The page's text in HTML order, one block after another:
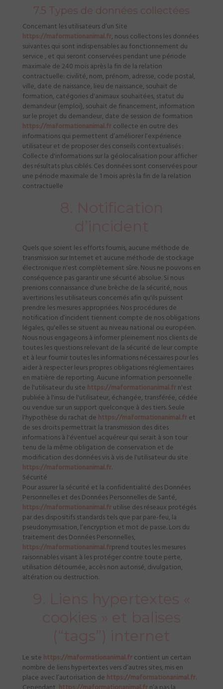
7.5 Types de données collectées
Concernant les utilisateurs d’un Site
https://maformationanimal.fr, nous collectons les données
suivantes qui sont indispensables au fonctionnement du
service , et qui seront conservées pendant une période
maximale de 240 mois après la fin de la relation
contractuelle: civilité, nom, prénom, adresse, code postal,
ville, date de naissance, lieu de naissance, souhait de
formation, catégories d'animaux souhaitées, statut du
demandeur (emploi), souhait de financement, information
sur le projet du demandeur, date de session de formation
https://maformationanimal.frcollecte en outre des
informations qui permettent d’améliorer l’expérience
utilisateur et de proposer des conseils contextualisés :
Collecte d'informations sur la géolocalisation pour afficher
des résultats plus ciblés. Ces données sont conservées pour
une période maximale de 1 mois après la fin de la relation
contractuelle
Quels que soient les efforts fournis, aucune méthode de
transmission sur Internet et aucune méthode de stockage
électronique n'est complètement sûre. Nous ne pouvons en
conséquence pas garantir une sécurité absolue. Si nous
prenions connaissance d'une brèche de la sécurité, nous
avertirions les utilisateurs concernés afin qu'ils puissent
prendre les mesures appropriées. Nos procédures de
notification d’incident tiennent compte de nos obligations
légales, qu'elles se situent au niveau national ou européen.
Nous nous engageons à informer pleinement nos clients de
toutes les questions relevant de la sécurité de leur compte
et à leur fournir toutes les informations nécessaires pour les
aider à respecter leurs propres obligations réglementaires
en matière de reporting. Aucune information personnelle
de l'utilisateur du site https://maformationanimal.frn'est
publiée à l'insu de l'utilisateur, échangée, transférée, cédée
ou vendue sur un support quelconque à des tiers. Seule
l'hypothèse du rachat de https://maformationanimal.fret
de ses droits permettrait la transmission des dites
informations à l'éventuel acquéreur qui serait à son tour
tenu de la même obligation de conservation et de
modification des données vis à vis de l'utilisateur du site
https://maformationanimal.fr.
Sécurité
Pour assurer la sécurité et la confidentialité des Données
Personnelles et des Données Personnelles de Santé,
https://maformationanimal.frutilise des réseaux protégés
par des dispositifs standards tels que par pare-feu, la
pseudonymisation, l’encryption et mot de passe. Lors du
traitement des Données Personnelles,
https://maformationanimal.frprend toutes les mesures
raisonnables visant à les protéger contre toute perte,
utilisation détournée, accès non autorisé, divulgation,
altération ou destruction.
Le site https://maformationanimal.frcontient un certain
nombre de liens hypertextes vers d’autres sites, mis en
place avec l’autorisation de https://maformationanimal.fr.